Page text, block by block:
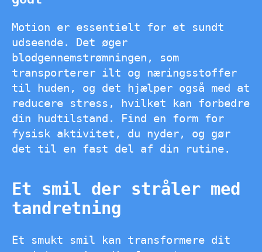
Motion er essentielt for et sundt
udseende. Det øger
blodgennemstrømningen, som
transporterer ilt og næringsstoffer
til huden, og det hjælper også med at
reducere stress, hvilket kan forbedre
din hudtilstand. Find en form for
fysisk aktivitet, du nyder, og gør
det til en fast del af din rutine.
Et smil der stråler med
tandretning
Et smukt smil kan transformere dit